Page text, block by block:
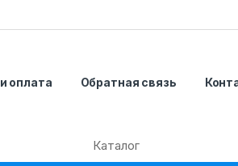
оплата Обратная связь